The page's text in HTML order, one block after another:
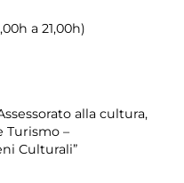
a 21,00h)
alla cultura,
Turismo –
Culturali”